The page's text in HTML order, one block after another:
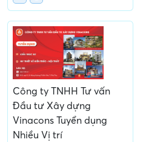
Công ty TNHH Tư vấn
Đầu tư Xây dựng
Vinacons Tuyển dụng
Nhiều Vị trí